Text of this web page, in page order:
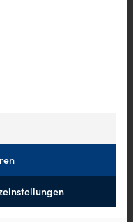
für die eine